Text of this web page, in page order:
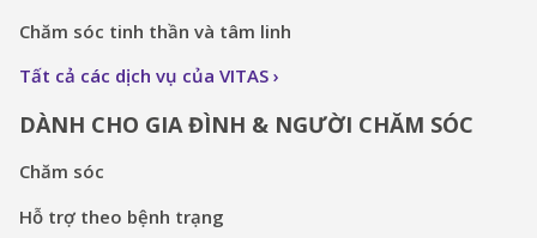
Chăm sóc tinh thần và tâm linh
Tất cả các dịch vụ của VITAS
DÀNH CHO GIA ĐÌNH & NGƯỜI CHĂM SÓC
Chăm sóc
Hỗ trợ theo bệnh trạng